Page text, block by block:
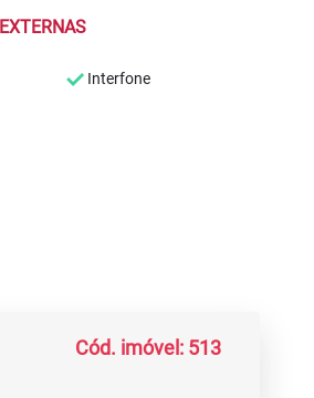
Interfone
Cód. imóvel: 513